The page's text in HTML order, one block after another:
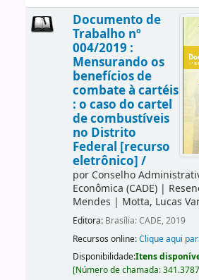
Documento de
Trabalho nº
004/2019 :
Mensurando os
benefícios de
combate à cartéis
: o caso do cartel
de combustíveis
no Distrito
Federal [recurso
eletrônico] /
por Conselho
Econômica (CADE)|
Mendes | Motta, Lucas
Editora: Brasília: CADE, 2019
Recursos online:Clique aqui
Disponibilidade:Itens
[Número de chamada: